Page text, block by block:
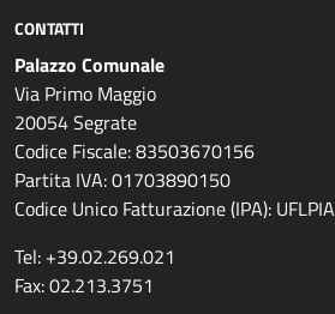
CONTATTI
Palazzo Comunale
Via Primo Maggio
20054 Segrate
Codice Fiscale: 83503670156
Partita IVA: 01703890150
Codice Unico Fatturazione (IPA): UFLPIA
Tel: +39.02.269.021
Fax: 02.213.3751